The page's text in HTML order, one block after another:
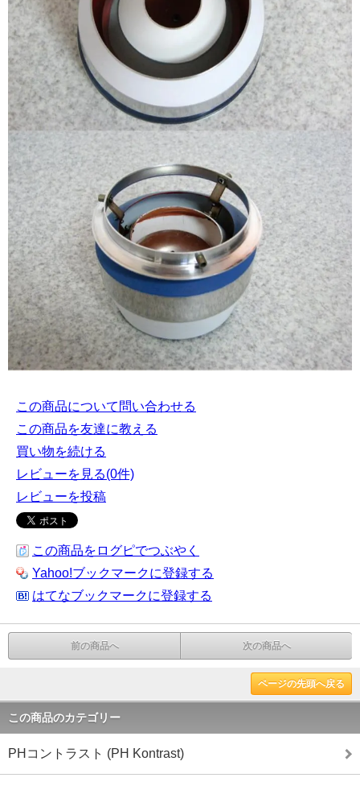
この商品について問い合わせる
この商品を友達に教える
買い物を続ける
レビューを見る(0件)
レビューを投稿
この商品をログピでつぶやく
Yahoo!ブックマークに登録する
はてなブックマークに登録する
前の商品へ 次の商品へ
ページの先頭へ戻る
この商品のカテゴリー
PHコントラスト (PH Kontrast)